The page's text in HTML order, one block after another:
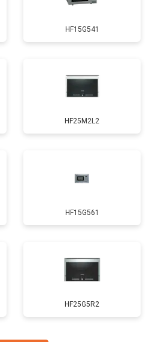
HF15G541
HF25M2L2
HF15G561
HF25G5R2